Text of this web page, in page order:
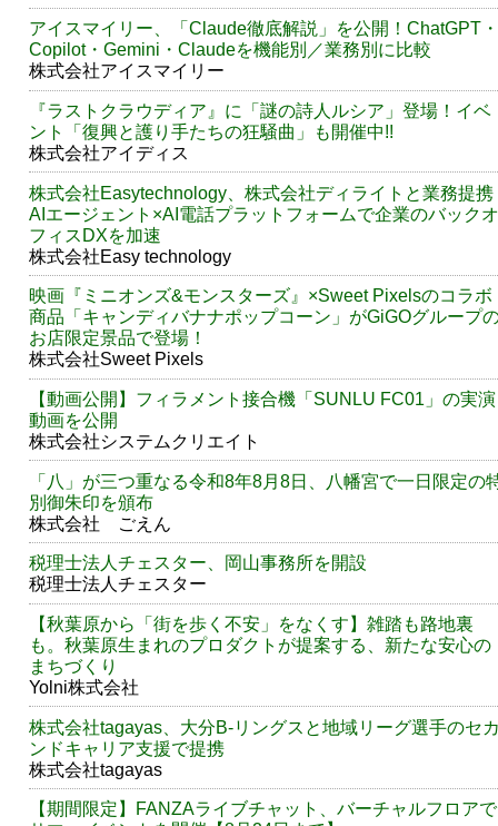
アイスマイリー、「Claude徹底解説」を公開！ChatGPT・
Copilot・Gemini・Claudeを機能別／業務別に比較
株式会社アイスマイリー
『ラストクラウディア』に「謎の詩人ルシア」登場！イベ
ント「復興と護り手たちの狂騒曲」も開催中!!
株式会社アイディス
株式会社Easytechnology、株式会社ディライトと業務提携
AIエージェント×AI電話プラットフォームで企業のバックオ
フィスDXを加速
株式会社Easy technology
映画『ミニオンズ&モンスターズ』×Sweet Pixelsのコラボ
商品「キャンディバナナポップコーン」がGiGOグループ
お店限定景品で登場！
株式会社Sweet Pixels
【動画公開】フィラメント接合機「SUNLU FC01」の実演
動画を公開
株式会社システムクリエイト
「八」が三つ重なる令和8年8月8日、八幡宮で一日限定の
別御朱印を頒布
株式会社 ごえん
税理士法人チェスター、岡山事務所を開設
税理士法人チェスター
【秋葉原から「街を歩く不安」をなくす】雑踏も路地裏
も。秋葉原生まれのプロダクトが提案する、新たな安心の
まちづくり
Yolni株式会社
株式会社tagayas、大分B-リングスと地域リーグ選手のセ
ンドキャリア支援で提携
株式会社tagayas
【期間限定】FANZAライブチャット、バーチャルフロアで